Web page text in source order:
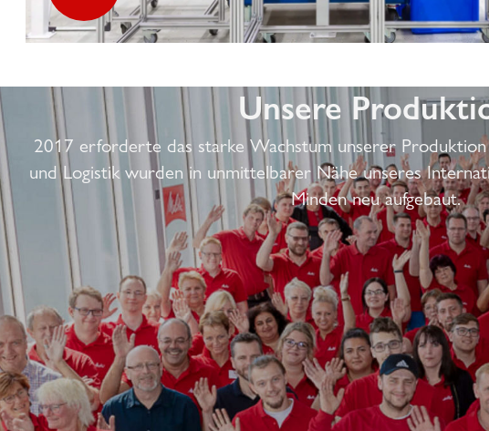
Unsere
2017 erforderte das starke Wachstum unserer
und Logistik wurden in unmittelbarer Nähe unseres
Minden neu aufgebaut.